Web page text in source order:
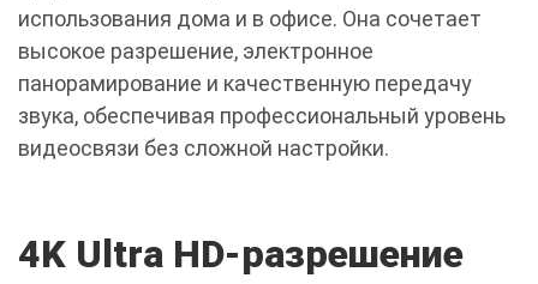
использования дома и в офисе. Она сочетает
высокое разрешение, электронное
панорамирование и качественную передачу
звука, обеспечивая профессиональный уровень
видеосвязи без сложной настройки.
4K Ultra HD-разрешение